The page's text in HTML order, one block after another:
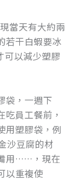
當天有大約兩
若干白蝦要冰
以減少塑膠
袋，一週下
員工餐前，
用塑膠袋，例
沙豆腐的材
用……，現在
以重複使